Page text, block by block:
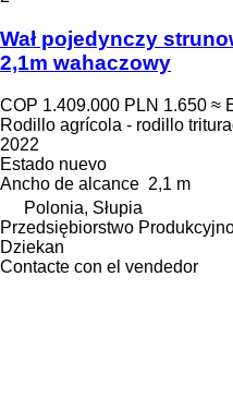
Wał pojedynczy
2,1m wahaczowy
COP 1.409.000 PLN 1.650 ≈
Rodillo agrícola - rodillo
2022
Estado nuevo
Ancho de alcance 2,1 m
Polonia, Słupia
Przedsiębiorstwo
Dziekan
Contacte con el vendedor